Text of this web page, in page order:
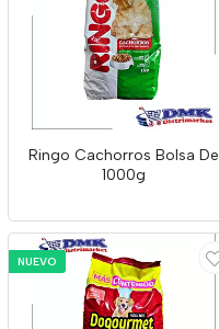
Ringo Cachorros Bolsa De
1000g
NUEVO